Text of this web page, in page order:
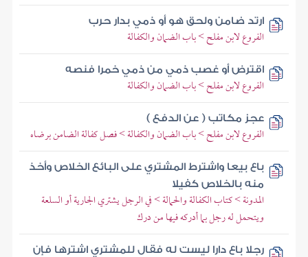
ارتد ضامن ولحق هو أو ذمي بدار حرب
الفروع لابن مفلح > باب الضمان والكفالة
اقترض أو غصب ذمي من ذمي خمرا فنصه
الفروع لابن مفلح > باب الضمان والكفالة
عجز مكاتب ( عن الدفع )
الفروع لابن مفلح > باب الضمان والكفالة > فصل كفالة الضامن برضاه
باع بيعا واشترط المشتري على البائع الخلاص وأخذ
منه بالخلاص كفيلا
المدونة > كتاب الكفالة والحمالة > في الرجل يشتري الجارية أو السلعة
ويتحمل له رجل بما أدركه فيها من درك
رجلا باع دارا ليست له فقال للمشتري اشترها فإن